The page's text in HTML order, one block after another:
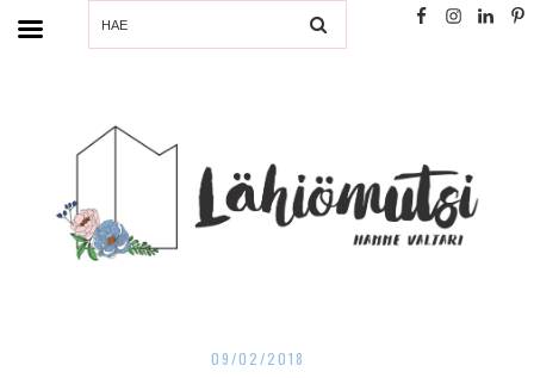
SEARCH
09/02/2018